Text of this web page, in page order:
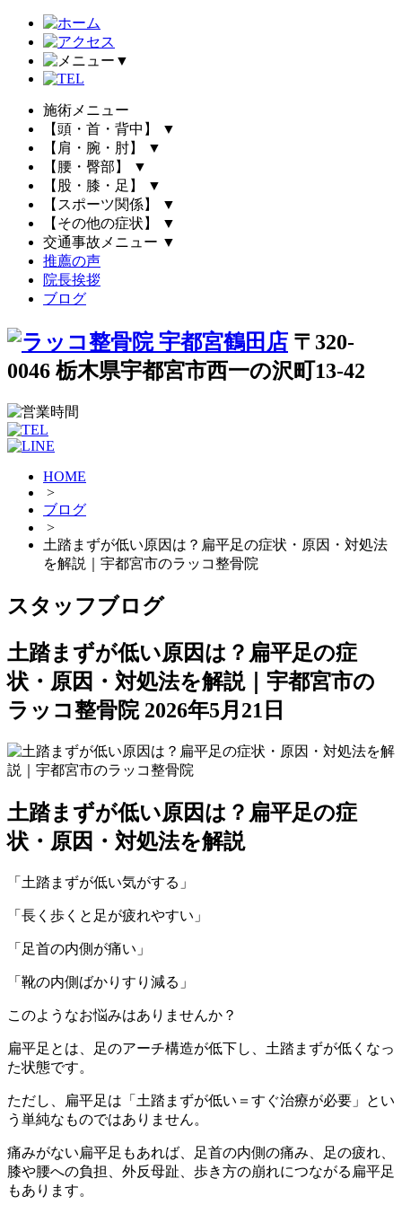
▼
施術メニュー
【頭・首・背中】
▼
【肩・腕・肘】
▼
【腰・臀部】
▼
【股・膝・足】
▼
【スポーツ関係】
▼
【その他の症状】
▼
交通事故メニュー ▼
推薦の声
院長挨拶
ブログ
〒320-
0046 栃木県宇都宮市西一の沢町13-42
HOME
>
ブログ
>
土踏まずが低い原因は？扁平足の症状・原因・対処法
を解説｜宇都宮市のラッコ整骨院
スタッフブログ
土踏まずが低い原因は？扁平足の症
状・原因・対処法を解説｜宇都宮市の
ラッコ整骨院 2026年5月21日
土踏まずが低い原因は？扁平足の症
状・原因・対処法を解説
「土踏まずが低い気がする」
「長く歩くと足が疲れやすい」
「足首の内側が痛い」
「靴の内側ばかりすり減る」
このようなお悩みはありませんか？
扁平足とは、足のアーチ構造が低下し、土踏まずが低くなっ
た状態です。
ただし、扁平足は「土踏まずが低い＝すぐ治療が必要」とい
う単純なものではありません。
痛みがない扁平足もあれば、足首の内側の痛み、足の疲れ、
膝や腰への負担、外反母趾、歩き方の崩れにつながる扁平足
もあります。